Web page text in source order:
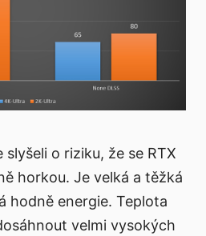
o riziku, že se RTX
horkou. Je velká a těžká
hodně energie. Teplota
velmi vysokých